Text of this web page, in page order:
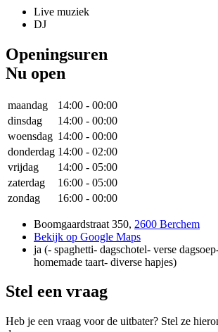
Live muziek
DJ
Openingsuren
Nu open
maandag 14:00 - 00:00
dinsdag
14:00 - 00:00
woensdag 14:00 - 00:00
donderdag 14:00 - 02:00
vrijdag
14:00 - 05:00
zaterdag
16:00 - 05:00
zondag
16:00 - 00:00
Boomgaardstraat 350, 2600 Berchem
Bekijk op Google Maps
ja (- spaghetti- dagschotel- verse
homemade taart- diverse hapjes)
Stel een vraag
Heb je een vraag voor de uitbater? Stel ze